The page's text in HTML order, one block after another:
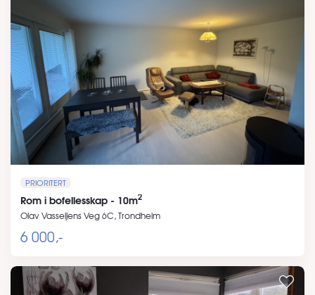
PRIORITERT
Rom i bofellesskap - 10m2
Olav Vasseljens Veg 6C, Trondheim
6 000,-